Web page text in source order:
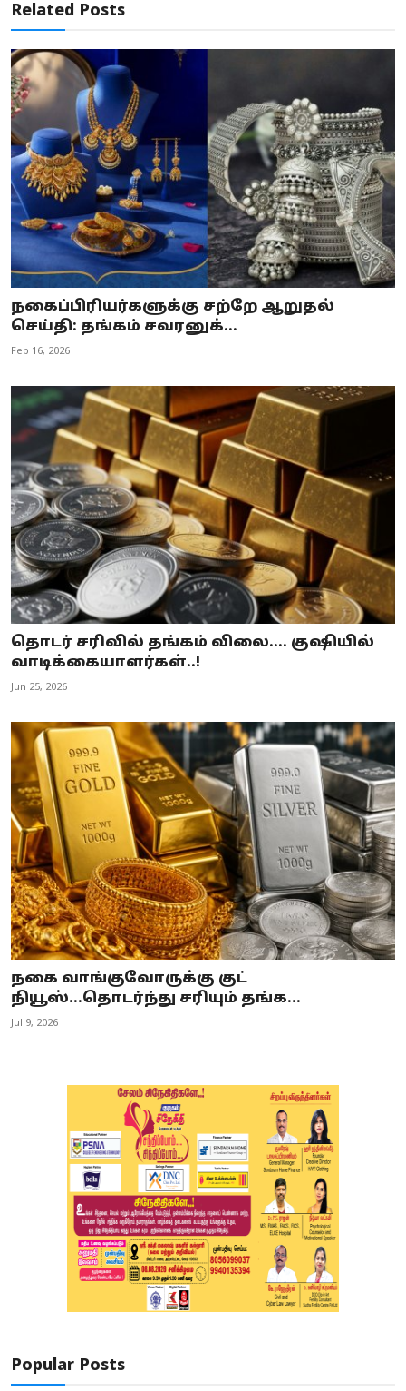
Related Posts
நகைப்பிரியர்களுக்கு சற்றே ஆறுதல்
செய்தி: தங்கம் சவரனுக்...
Feb 16, 2026
தொடர் சரிவில் தங்கம் விலை.... குஷியில்
வாடிக்கையாளர்கள்..!
Jun 25, 2026
நகை வாங்குவோருக்கு குட்
நியூஸ்...தொடர்ந்து சரியும் தங்க...
Jul 9, 2026
Popular Posts